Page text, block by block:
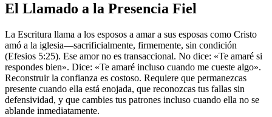
El Llamado a la Presencia Fiel
La Escritura llama a los esposos a amar a sus esposas como Cristo
amó a la iglesia—sacrificialmente, firmemente, sin condición
(Efesios 5:25). Ese amor no es transaccional. No dice: «Te amaré si
respondes bien». Dice: «Te amaré incluso cuando me cueste algo».
Reconstruir la confianza es costoso. Requiere que permanezcas
presente cuando ella está enojada, que reconozcas tus fallas sin
defensividad, y que cambies tus patrones incluso cuando ella no se
ablande inmediatamente.